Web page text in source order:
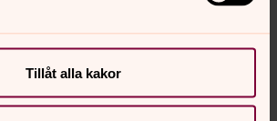
Tillåt alla kakor